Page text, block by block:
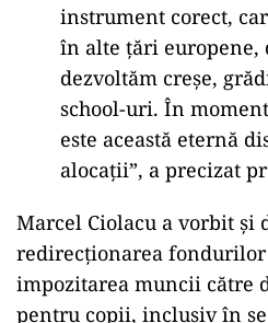
instrument corect,
în alte țări europene,
dezvoltăm creșe,
school-uri. În
este această eternă
alocații”, a precizat
Marcel Ciolacu a vorbit și
redirecționarea
impozitarea muncii către
pentru copii, inclusiv în